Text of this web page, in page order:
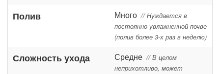
Полив Много // Нуждается в
постоянно увлажненной почве
(полив более 3-х раз в неделю)
Сложность ухода Средне // В целом
неприхотливо, может